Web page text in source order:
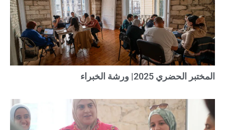
المختبر الحضري 2025| ورشة الخبراء